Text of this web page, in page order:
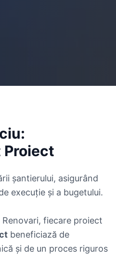
Proiect
șantierului, asigurând
execuție și a bugetului.
fiecare proiect
beneficiază de
și de un proces riguros